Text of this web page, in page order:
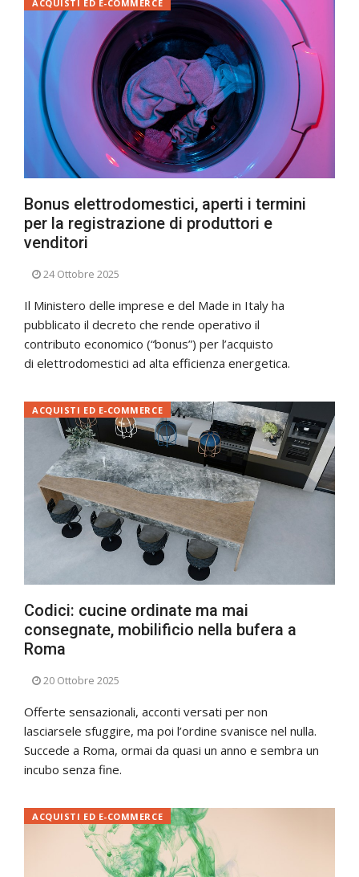
Bonus elettrodomestici, aperti i termini
per la registrazione di produttori e
venditori
ACQUISTI ED E-COMMERCE
24 Ottobre 2025
Il Ministero delle imprese e del Made in Italy ha
pubblicato il decreto che rende operativo il
contributo economico (“bonus”) per l’acquisto
di elettrodomestici ad alta efficienza energetica.
Codici: cucine ordinate ma mai
consegnate, mobilificio nella bufera a
Roma
ACQUISTI ED E-COMMERCE
20 Ottobre 2025
Offerte sensazionali, acconti versati per non
lasciarsele sfuggire, ma poi l’ordine svanisce nel nulla.
Succede a Roma, ormai da quasi un anno e sembra un
incubo senza fine.
ACQUISTI ED E-COMMERCE